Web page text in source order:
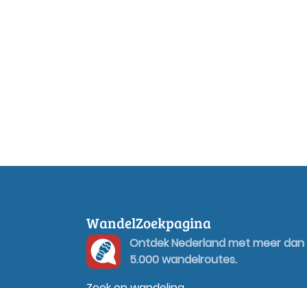
WandelZoekpagina
Ontdek Nederland met meer dan
5.000 wandelroutes.